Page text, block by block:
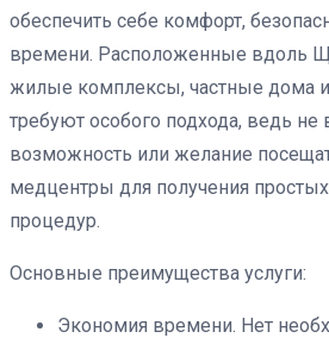
обеспечить себе комфорт,
времени. Расположенные вдоль
жилые комплексы, частные дома и
требуют особого подхода, ведь не
возможность или желание
медцентры для получения
процедур.
Основные преимущества услуги:
Экономия времени. Нет